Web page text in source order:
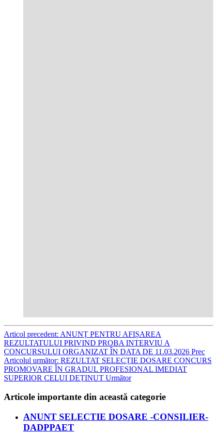
Articol precedent: ANUNȚ PENTRU AFIȘAREA
REZULTATULUI PRIVIND PROBA INTERVIU A
CONCURSULUI ORGANIZAT ÎN DATA DE 11.03.2026 Prec
Articolul următor: REZULTAT SELECȚIE DOSARE CONCURS
PROMOVARE ÎN GRADUL PROFESIONAL IMEDIAT
SUPERIOR CELUI DEȚINUT Următor
Articole importante din această categorie
ANUNT SELECTIE DOSARE -CONSILIER-
DADPPAET